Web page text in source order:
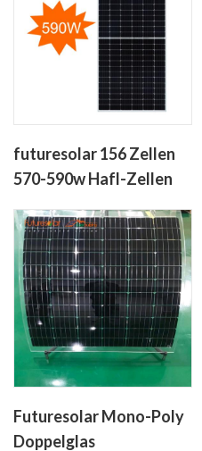
futuresolar 156 Zellen
570-590w Hafl-Zellen
Solarpanel
Futuresolar Mono-Poly
Doppelglas